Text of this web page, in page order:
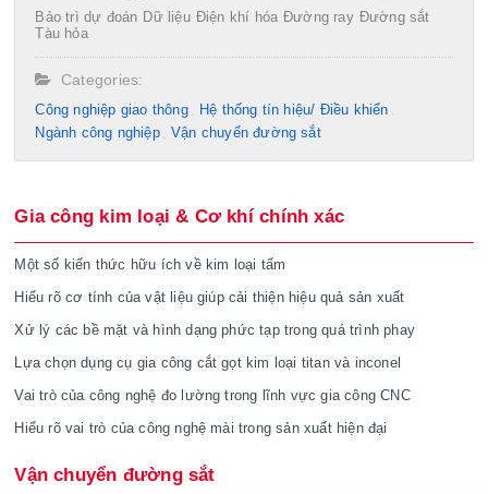
Bảo trì dự đoán Dữ liệu Điện khí hóa Đường ray Đường sắt
Tàu hỏa
Categories:
Công nghiệp giao thông
Hệ thống tín hiệu/ Điều khiển
Ngành công nghiệp
Vận chuyển đường sắt
Gia công kim loại & Cơ khí chính xác
Một số kiến thức hữu ích về kim loại tấm
Hiểu rõ cơ tính của vật liệu giúp cải thiện hiệu quả sản xuất
Xử lý các bề mặt và hình dạng phức tạp trong quá trình phay
Lựa chọn dụng cụ gia công cắt gọt kim loại titan và inconel
Vai trò của công nghệ đo lường trong lĩnh vực gia công CNC
Hiểu rõ vai trò của công nghệ mài trong sản xuất hiện đại
Vận chuyển đường sắt